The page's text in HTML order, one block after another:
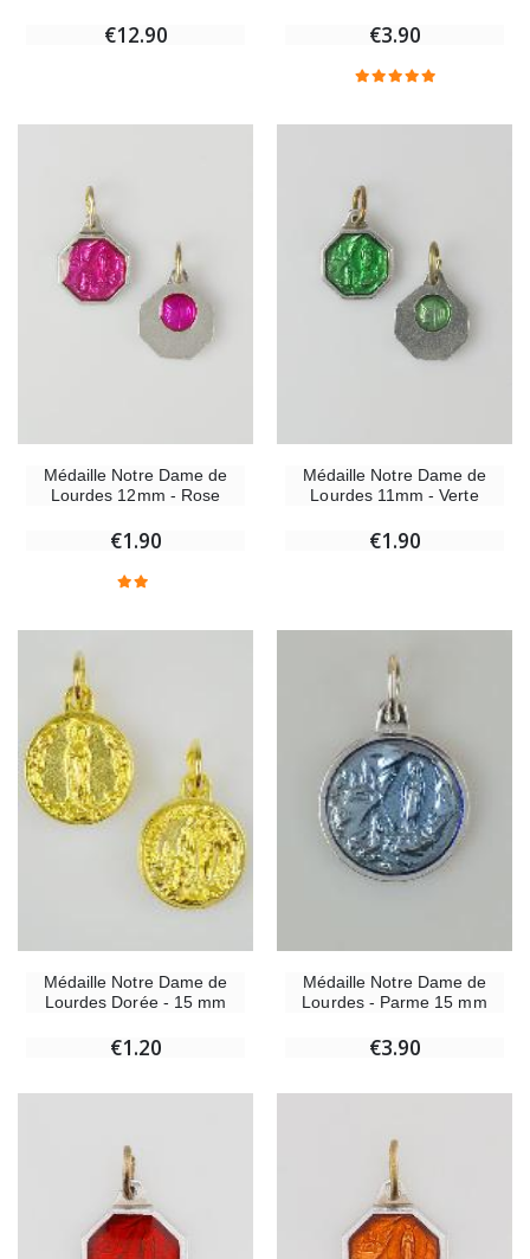
€12.90 €3.90
Médaille Notre Dame de
Lourdes 12mm - Rose
€1.90
Médaille Notre Dame de
Lourdes 11mm - Verte
€1.90
Médaille Notre Dame de
Lourdes Dorée - 15 mm
€1.20
Médaille Notre Dame de
Lourdes - Parme 15 mm
€3.90